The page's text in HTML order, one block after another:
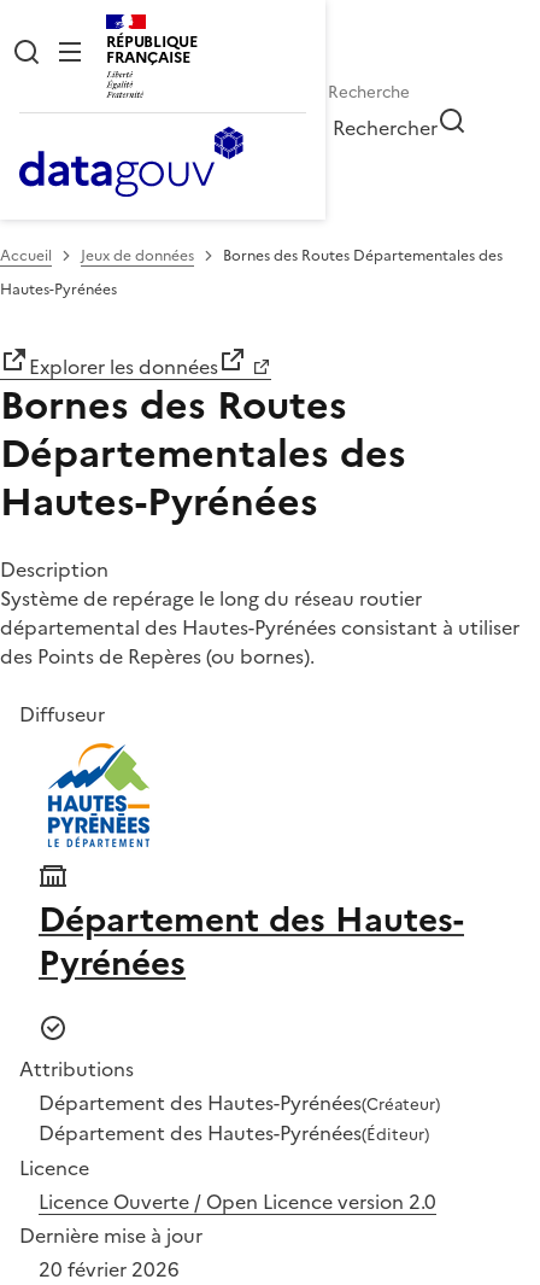
RÉPUBLIQUE
FRANÇAISE
Rechercher
Accueil Jeux de données
Bornes des Routes Départementales des
Hautes-Pyrénées
Explorer les données
Bornes des Routes
Départementales des
Hautes-Pyrénées
Description
Système de repérage le long du réseau routier
départemental des Hautes-Pyrénées consistant à utiliser
des Points de Repères (ou bornes).
Diffuseur
Département des Hautes-
Pyrénées
Attributions
Département des Hautes-Pyrénées(Créateur)
Département des Hautes-Pyrénées(Éditeur)
Licence
Licence Ouverte / Open Licence version 2.0
Dernière mise à jour
20 février 2026